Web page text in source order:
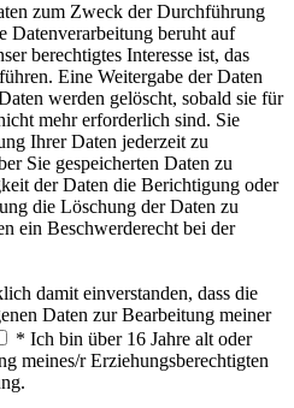
zum Zweck der Durchführung
Datenverarbeitung beruht auf
berechtigtes Interesse ist, das
Eine Weitergabe der Daten
werden gelöscht, sobald sie für
mehr erforderlich sind. Sie
Ihrer Daten jederzeit zu
Sie gespeicherten Daten zu
der Daten die Berichtigung oder
die Löschung der Daten zu
ein Beschwerderecht bei der
damit einverstanden, dass die
Daten zur Bearbeitung meiner
* Ich bin über 16 Jahre alt oder
meines/r Erziehungsberechtigten